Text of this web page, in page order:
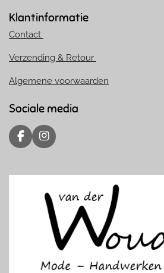
Klantinformatie
Contact
Verzending & Retour
Algemene voorwaarden
Sociale media
F
a
e
I
n
t
g
r
a
m